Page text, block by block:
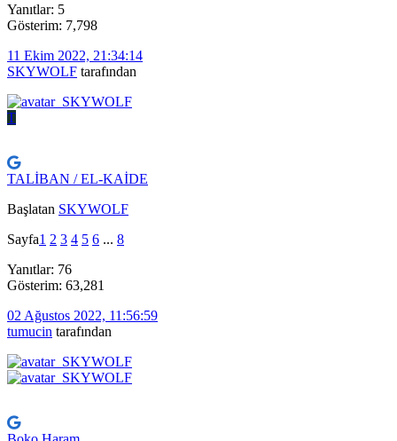
Yanıtlar: 5
Gösterim: 7,798
11 Ekim 2022, 21:34:14
SKYWOLF tarafından
T
TALİBAN / EL-KAİDE
Başlatan SKYWOLF
Sayfa1 2 3 4 5 6 ... 8
Yanıtlar: 76
Gösterim: 63,281
02 Ağustos 2022, 11:56:59
tumucin tarafından